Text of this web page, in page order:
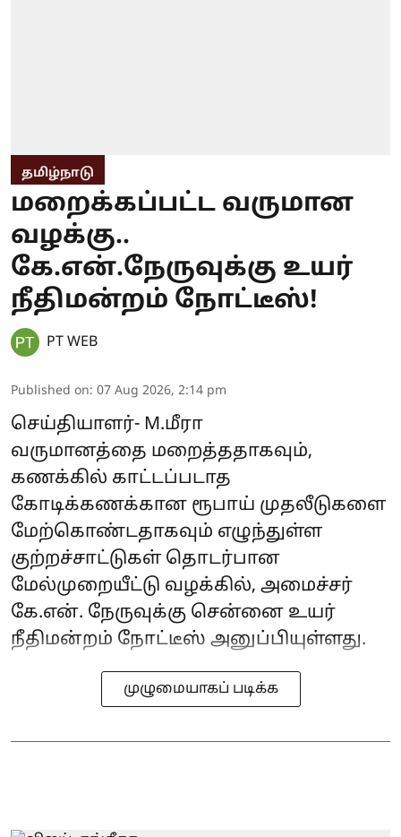
தமிழ்நாடு
மறைக்கப்பட்ட வருமான
வழக்கு..
கே.என்.நேருவுக்கு உயர்
நீதிமன்றம் நோட்டீஸ்!
PT WEB
Published on: 07 Aug 2026, 2:14 pm
செய்தியாளர்- M.மீரா
வருமானத்தை மறைத்ததாகவும்,
கணக்கில் காட்டப்படாத
கோடிக்கணக்கான ரூபாய் முதலீடுகளை
மேற்கொண்டதாகவும் எழுந்துள்ள
குற்றச்சாட்டுகள் தொடர்பான
மேல்முறையீட்டு வழக்கில், அமைச்சர்
கே.என். நேருவுக்கு சென்னை உயர்
நீதிமன்றம் நோட்டீஸ் அனுப்பியுள்ளது.
முழுமையாகப் படிக்க